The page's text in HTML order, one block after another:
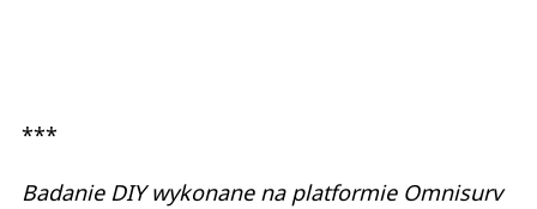
***
Badanie DIY wykonane na platformie Omnisurv